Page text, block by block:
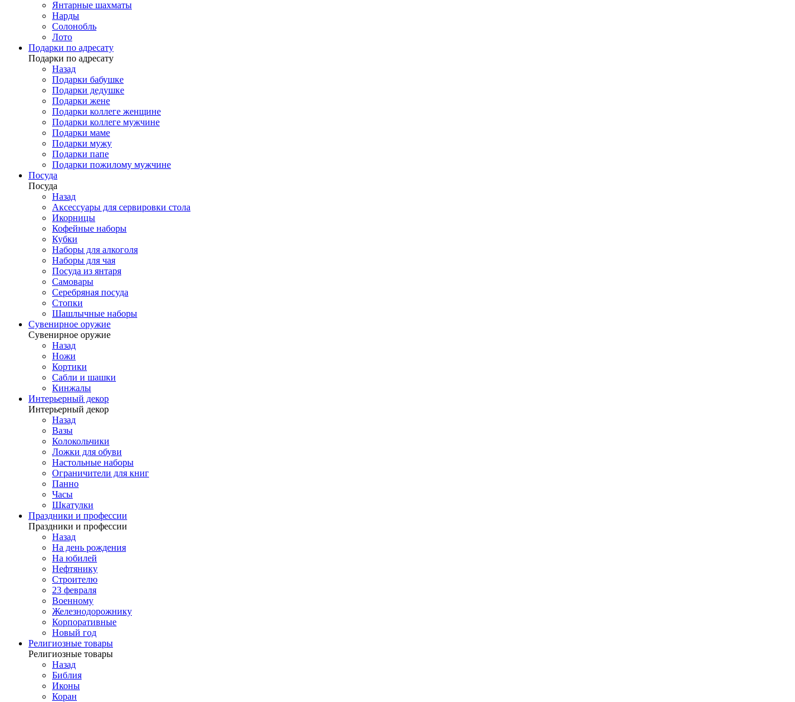
Янтарные шахматы
Нарды
Солонобль
Лото
Подарки по адресату
Подарки по адресату
Назад
Подарки бабушке
Подарки дедушке
Подарки жене
Подарки коллеге женщине
Подарки коллеге мужчине
Подарки маме
Подарки мужу
Подарки папе
Подарки пожилому мужчине
Посуда
Посуда
Назад
Аксессуары для сервировки стола
Икорницы
Кофейные наборы
Кубки
Наборы для алкоголя
Наборы для чая
Посуда из янтаря
Самовары
Серебряная посуда
Стопки
Шашлычные наборы
Сувенирное оружие
Сувенирное оружие
Назад
Ножи
Кортики
Сабли и шашки
Кинжалы
Интерьерный декор
Интерьерный декор
Назад
Вазы
Колокольчики
Ложки для обуви
Настольные наборы
Ограничители для книг
Панно
Часы
Шкатулки
Праздники и профессии
Праздники и профессии
Назад
На день рождения
На юбилей
Нефтянику
Строителю
23 февраля
Военному
Железнодорожнику
Корпоративные
Новый год
Религиозные товары
Религиозные товары
Назад
Библия
Иконы
Коран